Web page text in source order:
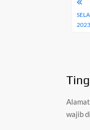
pos
2023
wajib